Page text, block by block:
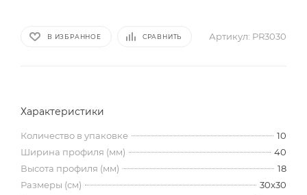
В ИЗБРАННОЕ СРАВНИТЬ Артикул: PR3030
Характеристики
Количество в упаковке
10
Ширина профиля (мм)
40
Высота профиля (мм)
18
Размеры (см)
30x30